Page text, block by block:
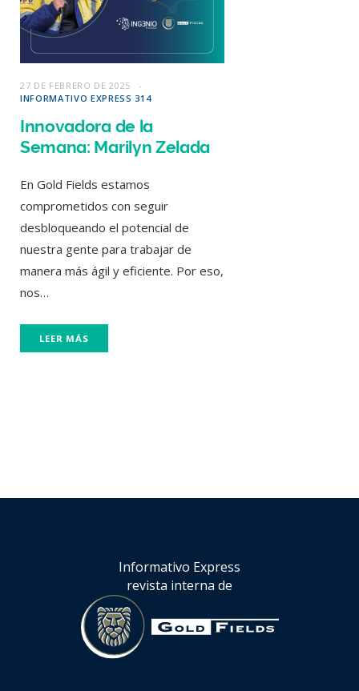
27 DE FEBRERO DE 2025
INFORMATIVO EXPRESS 314
Innovadora de la
Semana: Marilyn Zelada
En Gold Fields estamos
comprometidos con seguir
desbloqueando el potencial de
nuestra gente para trabajar de
manera más ágil y eficiente. Por eso,
nos…
LEER MÁS
Informativo Express
revista interna de